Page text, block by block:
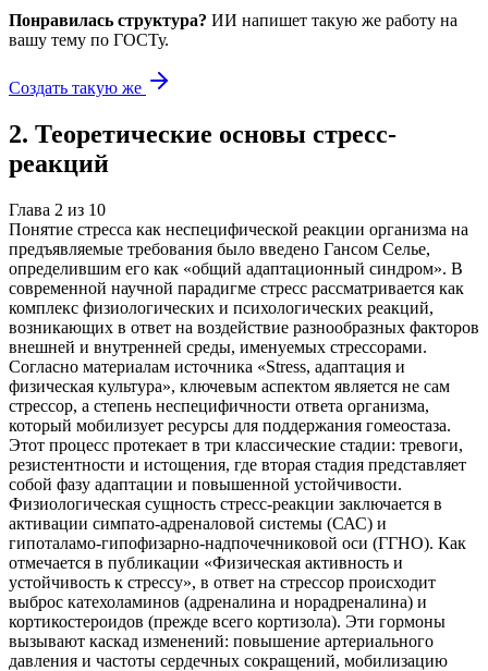
Понравилась структура? ИИ напишет такую же работу на
вашу тему по ГОСТу.
Создать такую же
2. Теоретические основы стресс-
реакций
Глава 2 из 10
Понятие стресса как неспецифической реакции организма на
предъявляемые требования было введено Гансом Селье,
определившим его как «общий адаптационный синдром». В
современной научной парадигме стресс рассматривается как
комплекс физиологических и психологических реакций,
возникающих в ответ на воздействие разнообразных факторов
внешней и внутренней среды, именуемых стрессорами.
Согласно материалам источника «Stress, адаптация и
физическая культура», ключевым аспектом является не сам
стрессор, а степень неспецифичности ответа организма,
который мобилизует ресурсы для поддержания гомеостаза.
Этот процесс протекает в три классические стадии: тревоги,
резистентности и истощения, где вторая стадия представляет
собой фазу адаптации и повышенной устойчивости.
Физиологическая сущность стресс-реакции заключается в
активации симпато-адреналовой системы (САС) и
гипоталамо-гипофизарно-надпочечниковой оси (ГГНО). Как
отмечается в публикации «Физическая активность и
устойчивость к стрессу», в ответ на стрессор происходит
выброс катехоламинов (адреналина и норадреналина) и
кортикостероидов (прежде всего кортизола). Эти гормоны
вызывают каскад изменений: повышение артериального
давления и частоты сердечных сокращений, мобилизацию